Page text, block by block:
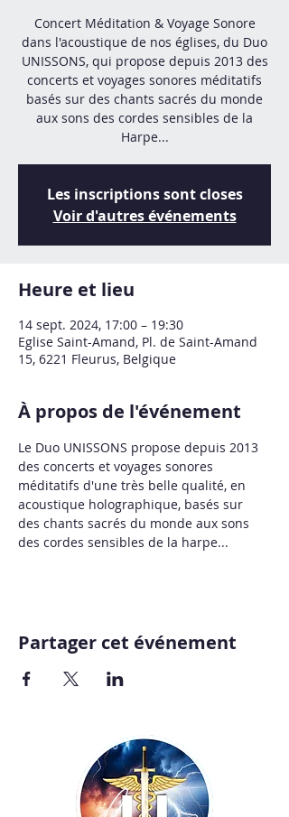
Concert Méditation & Voyage Sonore
dans l'acoustique de nos églises, du Duo
UNISSONS, qui propose depuis 2013 des
concerts et voyages sonores méditatifs
basés sur des chants sacrés du monde
aux sons des cordes sensibles de la
Harpe...
Les inscriptions sont closes
Voir d'autres événements
Heure et lieu
14 sept. 2024, 17:00 – 19:30
Eglise Saint-Amand, Pl. de Saint-Amand
15, 6221 Fleurus, Belgique
À propos de l'événement
Le Duo UNISSONS propose depuis 2013
des concerts et voyages sonores
méditatifs d'une très belle qualité, en
acoustique holographique, basés sur
des chants sacrés du monde aux sons
des cordes sensibles de la harpe...
Partager cet événement